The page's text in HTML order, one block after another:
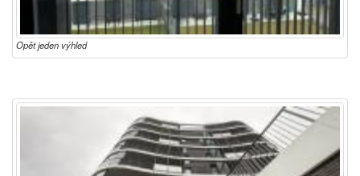
Opět jeden výhled